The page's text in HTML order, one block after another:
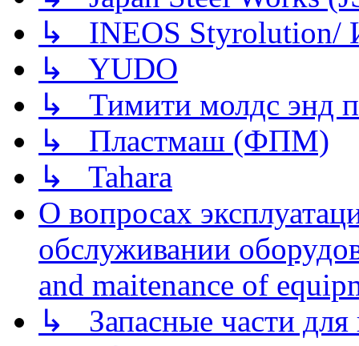
↳ INEOS
↳ YUDO
↳ Тимити молдс энд
↳ Пластмаш (ФПМ)
↳ Tahara
О вопросах
обслуживании
and maitenance of
↳ Запасные части для